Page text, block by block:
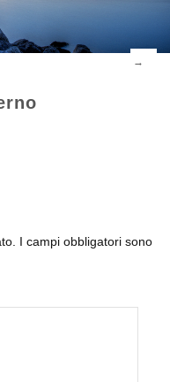
I campi obbligatori sono